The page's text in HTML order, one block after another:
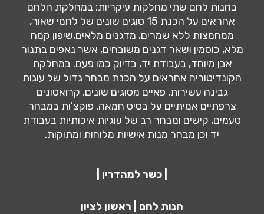
בחנות לחם שתי מחלקות עיקריות: במחלקת הלחם
אחראים על הכנת 15 סוגים שונים של לחמי שאור,
ממחמצות ללא שמרים, מדגנים מלאים,שיפון קמח
מלא, כוסמין ושאר דגנים משובחים, אשר נאפים בתנור
אבן מיוחד, בעבודת יד, בדיוק כמו פעם. במחלקת
הקונדיטוריה אחראים על הכנת מבחר גדול של עוגות
גבינה עשירות, פאיים מסוגים שונים, קרואסונים
צרפתיים אמיתיים על בסיס חמאה, פוקצ'ות במבחר
טעמים, קישים ומבחר רב של עוגיות איכותיות בעבודת
יד וכן מבחר מנות אישיות מלוחות ומתוקות.
| כשר למהדרין |
חנות לחם | ראשון לציון